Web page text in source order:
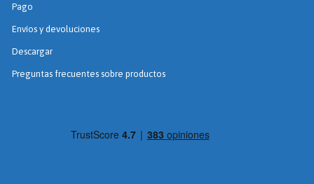
Pago
Envíos y devoluciones
Descargar
Preguntas frecuentes sobre productos